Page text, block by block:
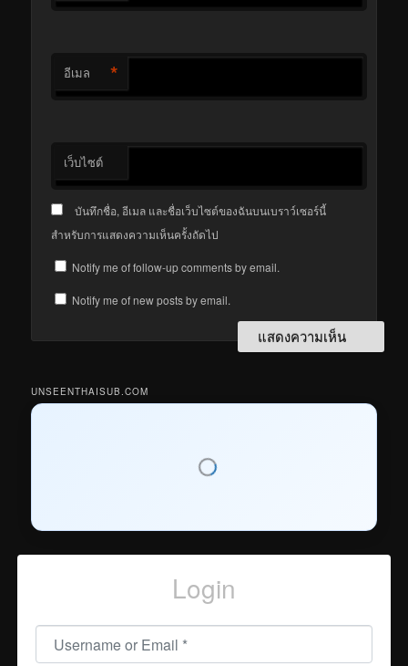
อีเมล *
เว็บไซต์
บันทึกชื่อ, อีเมล และชื่อเว็บไซต์ของฉันบนเบราว์เซอร์นี้
สำหรับการแสดงความเห็นครั้งถัดไป
Notify me of follow-up comments by email.
Notify me of new posts by email.
UNSEENTHAISUB.COM
Login
Username or Email*
Remember Me